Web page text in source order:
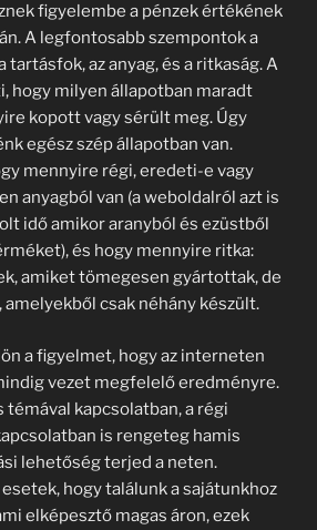
figyelembe a pénzek értékének
A legfontosabb szempontok a
tartásfok, az anyag, és a ritkaság. A
hogy milyen állapotban maradt
kopott vagy sérült meg. Úgy
egész szép állapotban van.
mennyire régi, eredeti-e vagy
anyagból van (a weboldalról azt is
idő amikor aranyból és ezüstből
és hogy mennyire ritka:
amiket tömegesen gyártottak, de
amelyekből csak néhány készült.
a figyelmet, hogy az interneten
vezet megfelelő eredményre.
témával kapcsolatban, a régi
is rengeteg hamis
lehetőség terjed a neten.
hogy találunk a sajátunkhoz
elképesztő magas áron, ezek